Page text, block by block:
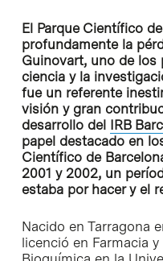
El Parque Científico
profundamente la
Guinovart, uno de los
ciencia y la
fue un referente
visión y gran
desarrollo del IRB
papel destacado en
Científico de
2001 y 2002, un
estaba por hacer y el
Nacido en Tarragona
licenció en Farmacia